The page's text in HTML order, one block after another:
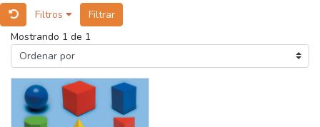
Filtros
Filtrar
Mostrando 1 de 1